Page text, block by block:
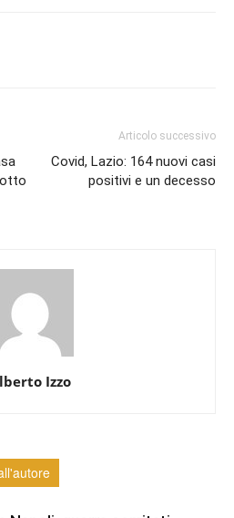
Articolo successivo
Covid, Lazio: 164 nuovi casi
positivi e un decesso
Izzo